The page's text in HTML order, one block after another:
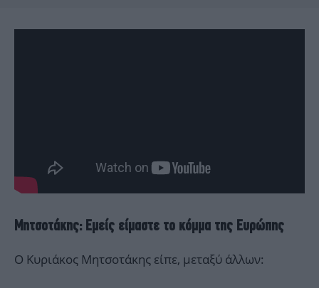
Μητσοτάκης: Εμείς είμαστε το κόμμα της Ευρώπης
Ο Κυριάκος Μητσοτάκης είπε, μεταξύ άλλων: